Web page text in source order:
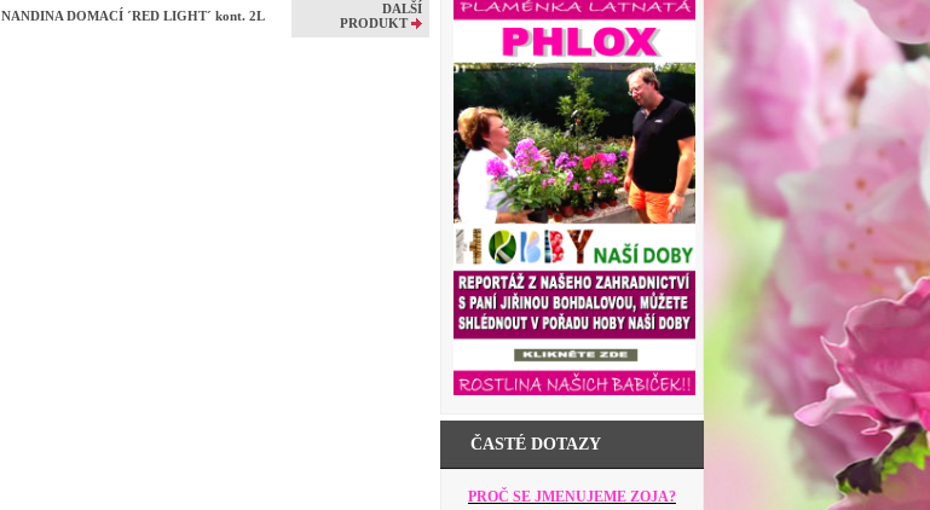
NANDINA DOMACÍ ´RED LIGHT´ kont. 2L
DALŠÍ
PRODUKT
ČASTÉ DOTAZY
PROČ SE JMENUJEME ZOJA?